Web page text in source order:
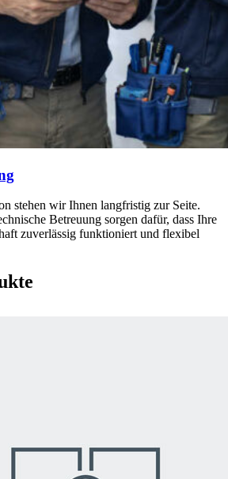
stehen wir Ihnen langfristig zur Seite.
Betreuung sorgen dafür, dass Ihre
zuverlässig funktioniert und flexibel